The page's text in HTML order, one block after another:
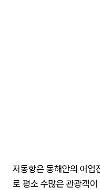
저동항은 동해안의 어업
로 평소 수많은 관광객